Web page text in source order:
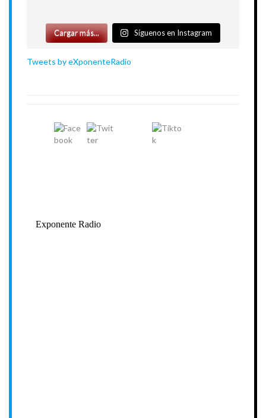
Cargar más... Síguenos en Instagram
Tweets by eXponenteRadio